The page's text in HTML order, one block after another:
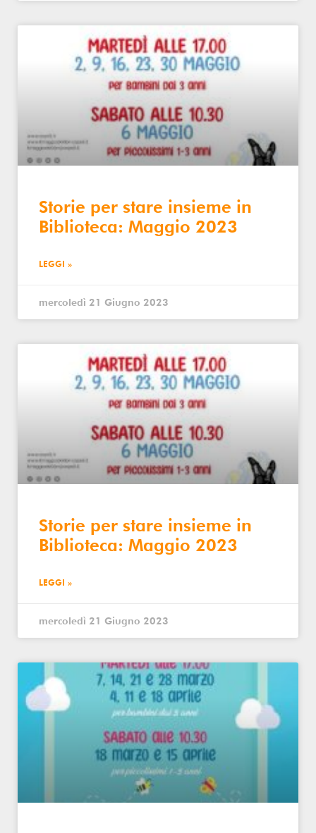
Storie per stare insieme in
Biblioteca: Maggio 2023
LEGGI »
mercoledì 21 Giugno 2023
Storie per stare insieme in
Biblioteca: Maggio 2023
LEGGI »
mercoledì 21 Giugno 2023